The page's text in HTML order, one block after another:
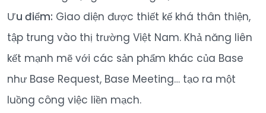
Ưu điểm: Giao diện được thiết kế khá thân thiện,
tập trung vào thị trường Việt Nam. Khả năng liên
kết mạnh mẽ với các sản phẩm khác của Base
như Base Request, Base Meeting… tạo ra một
luồng công việc liền mạch.